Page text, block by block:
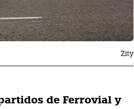
Zity
de Ferrovial y